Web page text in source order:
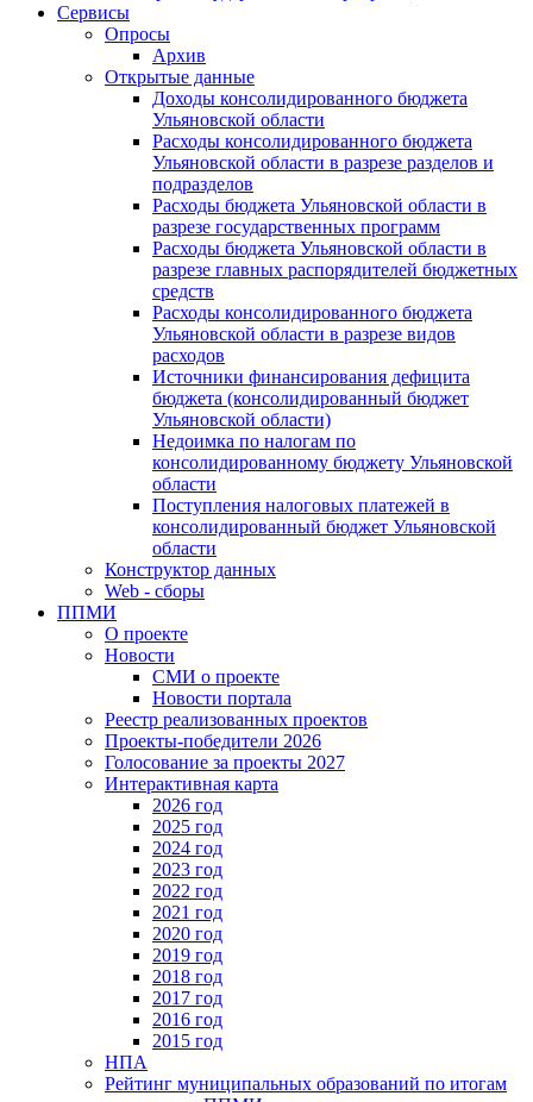
Сервисы
Опросы
Архив
Открытые данные
Доходы консолидированного бюджета
Ульяновской области
Расходы консолидированного бюджета
Ульяновской области в разрезе разделов и
подразделов
Расходы бюджета Ульяновской области в
разрезе государственных программ
Расходы бюджета Ульяновской области в
разрезе главных распорядителей бюджетных
средств
Расходы консолидированного бюджета
Ульяновской области в разрезе видов
расходов
Источники финансирования дефицита
бюджета (консолидированный бюджет
Ульяновской области)
Недоимка по налогам по
консолидированному бюджету Ульяновской
области
Поступления налоговых платежей в
консолидированный бюджет Ульяновской
области
Конструктор данных
Web - сборы
ППМИ
О проекте
Новости
СМИ о проекте
Новости портала
Реестр реализованных проектов
Проекты-победители 2026
Голосование за проекты 2027
Интерактивная карта
2026 год
2025 год
2024 год
2023 год
2022 год
2021 год
2020 год
2019 год
2018 год
2017 год
2016 год
2015 год
НПА
Рейтинг муниципальных образований по итогам